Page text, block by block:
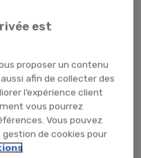
EN RUPTURE
est
proposer un contenu
afin de collecter des
l’expérience client
vous pourrez
Vous pouvez
de cookies pour